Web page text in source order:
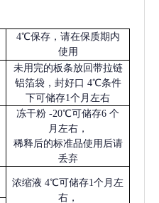
4℃保存，请在保质期内
使用
未用完的板条放回带拉链
铝箔袋，封好口 4℃条件
下可储存1个月左右
冻干粉 -20℃可储存6 个
月左右，
稀释后的标准品使用后请
丢弃
浓缩液 4℃可储存1个月左
右，